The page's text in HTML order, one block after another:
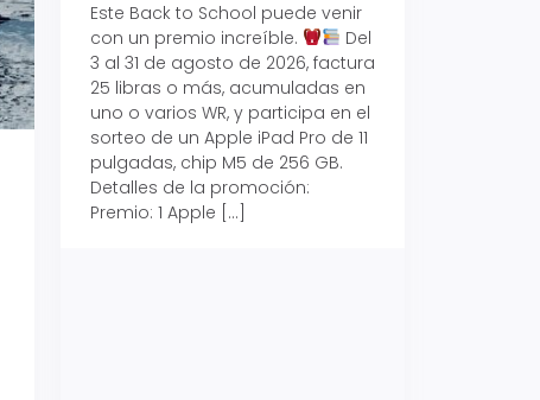
Este Back to School puede venir
con un premio increíble.
Del
3 al 31 de agosto de 2026, factura
25 libras o más, acumuladas en
uno o varios WR, y participa en el
sorteo de un Apple iPad Pro de 11
pulgadas, chip M5 de 256 GB.
Detalles de la promoción:
Premio: 1 Apple […]